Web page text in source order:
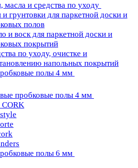
масла и средства по уходу
грунтовки для паркетной доски и
полов
и воск для паркетной доски и
покрытий
по уходу, очистке и
напольных покрытий
полы 4 мм
пробковые полы 4 мм
полы 6 мм